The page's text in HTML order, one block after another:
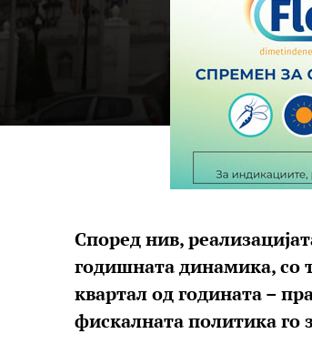
Според нив,
годишната динамика, со
квартал од годината –
фискалната политика го